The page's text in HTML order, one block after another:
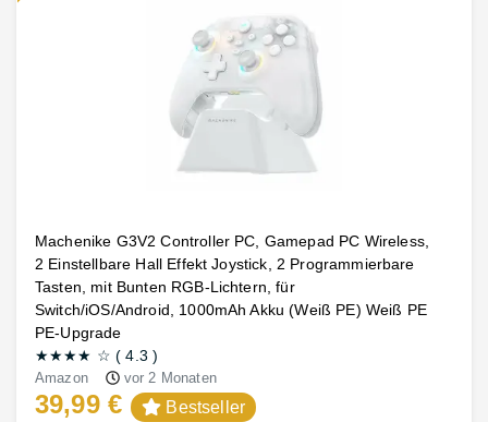
Machenike G3V2 Controller PC, Gamepad PC Wireless,
2 Einstellbare Hall Effekt Joystick, 2 Programmierbare
Tasten, mit Bunten RGB-Lichtern, für
Switch/iOS/Android, 1000mAh Akku (Weiß PE) Weiß PE
PE-Upgrade
★★★★ ☆ (4.3 )
Amazon vor 2 Monaten
39,99 € Bestseller